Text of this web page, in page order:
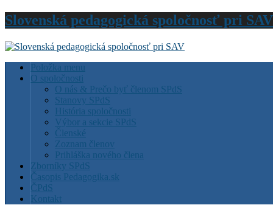
Slovenská pedagogická spoločnosť pri SAV
Položka menu
O spoločnosti
O nás & Prečo byť členom SPdS
Stanovy SPdS
História spoločnosti
Výbor a sekcie SPdS
Členské
Zoznam členov
Prihláška nového člena
Zborníky SPdS
Časopis Pedagogika.sk
ČPdS
Kontakt